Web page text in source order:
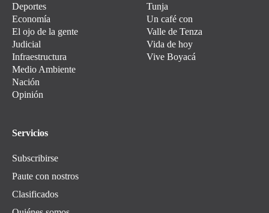
Deportes
Economía
El ojo de la gente
Judicial
Infraestructura
Medio Ambiente
Nación
Opinión
Tunja
Un café con
Valle de Tenza
Vida de hoy
Vive Boyacá
Servicios
Subscribirse
Paute con nostros
Clasificados